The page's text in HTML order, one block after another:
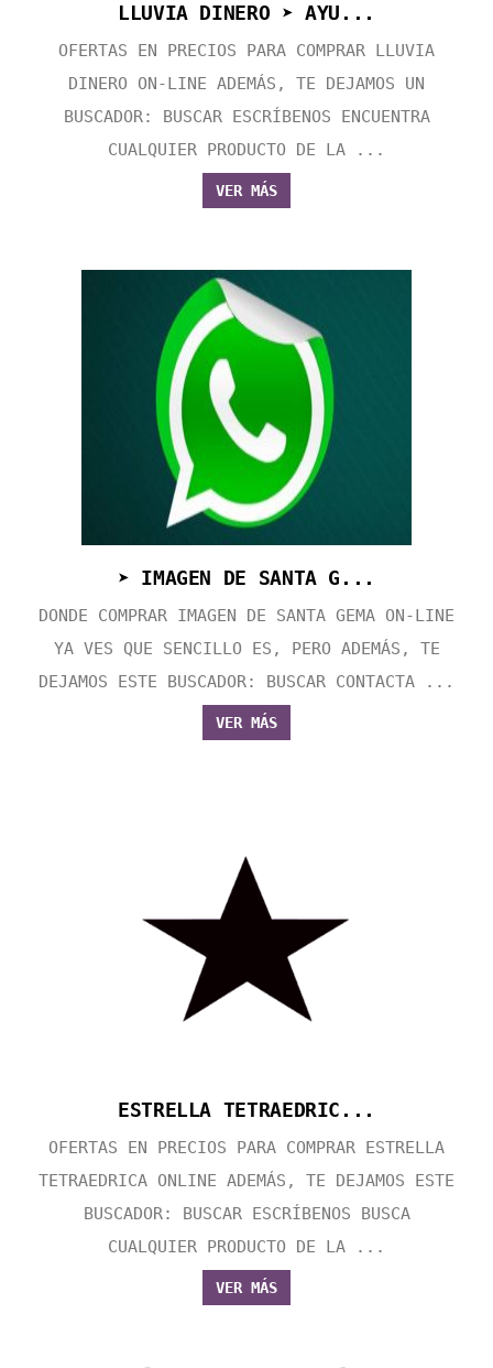
LLUVIA DINERO ➤ AYU...
OFERTAS EN PRECIOS PARA COMPRAR LLUVIA
DINERO ON-LINE ADEMÁS, TE DEJAMOS UN
BUSCADOR: BUSCAR ESCRÍBENOS ENCUENTRA
CUALQUIER PRODUCTO DE LA ...
VER MÁS
➤ IMAGEN DE SANTA G...
DONDE COMPRAR IMAGEN DE SANTA GEMA ON-LINE
YA VES QUE SENCILLO ES, PERO ADEMÁS, TE
DEJAMOS ESTE BUSCADOR: BUSCAR CONTACTA ...
VER MÁS
ESTRELLA TETRAEDRIC...
OFERTAS EN PRECIOS PARA COMPRAR ESTRELLA
TETRAEDRICA ONLINE ADEMÁS, TE DEJAMOS ESTE
BUSCADOR: BUSCAR ESCRÍBENOS BUSCA
CUALQUIER PRODUCTO DE LA ...
VER MÁS